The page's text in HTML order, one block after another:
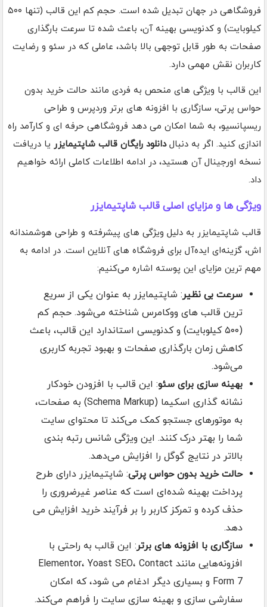
فروشگاهی در جهان تبدیل شده است. حجم کم این قالب (تنها ۵۰۰
کیلوبایت) و کدنویسی بهینه آن، باعث شده تا سرعت بارگذاری
صفحات به طور قابل توجهی بالا باشد، عاملی که در سئو و رضایت
کاربران نقش مهمی دارد.
این قالب با ویژگی های منحص به فردی مانند حالت خرید بدون
حواس پرتی، سازگاری با افزونه های برتر وردپرس و طراحی
ریسپانسیو، به شما امکان می دهد فروشگاهی حرفه ای و کارآمد راه
اندازی کنید. اگر به دنبالدانلود رایگان قالب شاپتیمایزر یا دریافت
نسخه اورجینال آن هستید، در ادامه اطلاعات کاملی ارائه خواهیم
داد.
ویژگی ها و مزایای اصلی قالب شاپتیمایزر
قالب شاپتیمایزر به دلیل ویژگی های پیشرفته و طراحی هوشمندانه
اش، گزینه‌ای ایده‌آل برای فروشگاه های آنلاین است. در ادامه به
مهم ترین مزایای این پوسته اشاره می‌کنیم:
سرعت بی نظیر: شاپتیمایزر به عنوان یکی از سریع
ترین قالب های ووکامرس شناخته می‌شود. حجم کم
(۵۰۰ کیلوبایت) و کدنویسی استاندارد این قالب، باعث
کاهش زمان بارگذاری صفحات و بهبود تجربه کاربری
می‌شود.
بهینه سازی برای سئو: این قالب با افزودن خودکار
نشانه گذاری اسکیما (Schema Markup) به صفحات،
به موتورهای جستجو کمک می‌کند تا محتوای سایت
شما را بهتر درک کنند. این ویژگی شانس رتبه بندی
بالاتر در نتایج گوگل را افزایش می‌دهد.
حالت خرید بدون حواس پرتی: شاپتیمایزر دارای طرح
پرداخت بهینه شده‌ای است که عناصر غیرضروری را
حذف کرده و تمرکز کاربر را بر فرآیند خرید افزایش می
دهد.
سازگاری با افزونه های برتر: این قالب به راحتی با
افزونه‌هایی مانند Elementor، Yoast SEO، Contact
Form 7 و بسیاری دیگر ادغام می شود، که امکان
سفارشی سازی و بهینه سازی سایت را فراهم می‌کند.